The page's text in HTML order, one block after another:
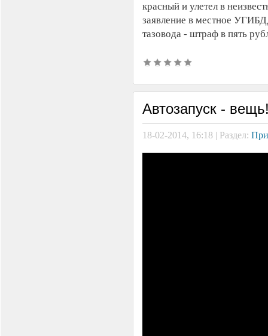
красный и улетел в
заявление в местное
тазовода - штраф в пять
Автозапуск -
18-02-2014, 16:18 | Раздел: